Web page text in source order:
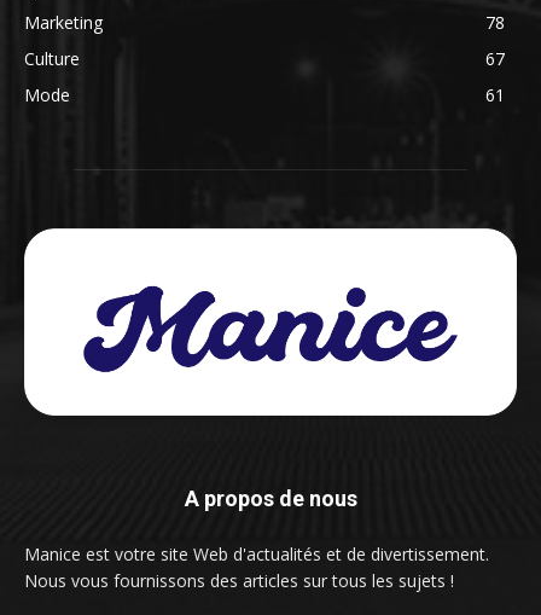
Marketing
78
Culture
67
Mode
61
A propos de nous
Manice est votre site Web d'actualités et de divertissement.
Nous vous fournissons des articles sur tous les sujets !